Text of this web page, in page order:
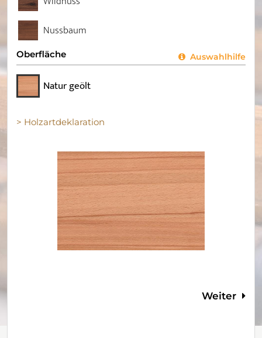
Nussbaum
Oberfläche Auswahlhilfe
Natur geölt
> Holzartdeklaration
Weiter